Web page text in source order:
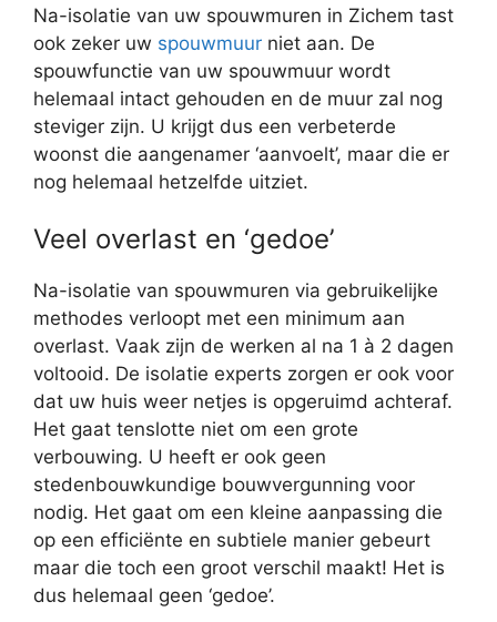
Na-isolatie van uw spouwmuren in Zichem tast
ook zeker uw spouwmuur niet aan. De
spouwfunctie van uw spouwmuur wordt
helemaal intact gehouden en de muur zal nog
steviger zijn. U krijgt dus een verbeterde
woonst die aangenamer ‘aanvoelt’, maar die er
nog helemaal hetzelfde uitziet.
Veel overlast en ‘gedoe’
Na-isolatie van spouwmuren via gebruikelijke
methodes verloopt met een minimum aan
overlast. Vaak zijn de werken al na 1 à 2 dagen
voltooid. De isolatie experts zorgen er ook voor
dat uw huis weer netjes is opgeruimd achteraf.
Het gaat tenslotte niet om een grote
verbouwing. U heeft er ook geen
stedenbouwkundige bouwvergunning voor
nodig. Het gaat om een kleine aanpassing die
op een efficiënte en subtiele manier gebeurt
maar die toch een groot verschil maakt! Het is
dus helemaal geen ‘gedoe’.